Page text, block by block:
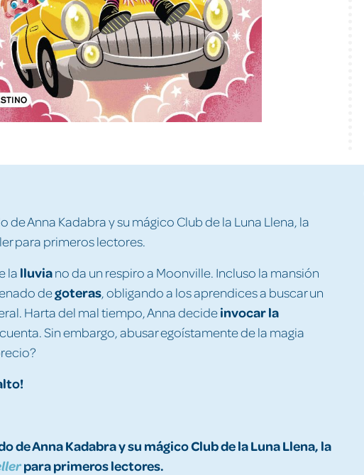
de Anna Kadabra y su mágico Club de la Luna Llena, la
para primeros lectores.
la lluviano da un respiro a Moonville. Incluso la mansión
degoteras, obligando a los aprendices a buscar un
Harta del mal tiempo, Anna decideinvocar la
Sin embargo, abusar egoístamente de la magia
de Anna Kadabra y su mágico Club de la Luna Llena, la
para primeros lectores.